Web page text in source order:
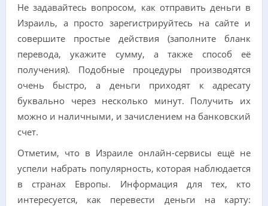
Не задавайтесь вопросом, как отправить деньги в
Израиль, а просто зарегистрируйтесь на сайте и
совершите простые действия (заполните бланк
перевода, укажите сумму, а также способ её
получения). Подобные процедуры производятся
очень быстро, а деньги приходят к адресату
буквально через несколько минут. Получить их
можно и наличными, и зачислением на банковский
счет.
Отметим, что в Израиле онлайн-сервисы ещё не
успели набрать популярность, которая наблюдается
в странах Европы. Информация для тех, кто
интересуется, как перевести деньги на карту: